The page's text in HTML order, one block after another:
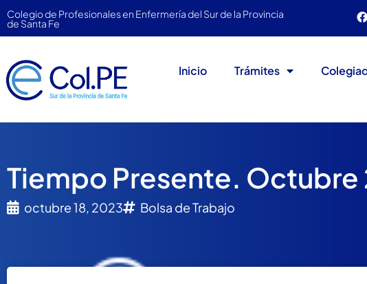
Colegio de Profesionales en Enfermería del Sur de la Provincia
de Santa Fe
Inicio Trámites
Tiempo Presente. Octubre
octubre 18, 2023 Bolsa de Trabajo